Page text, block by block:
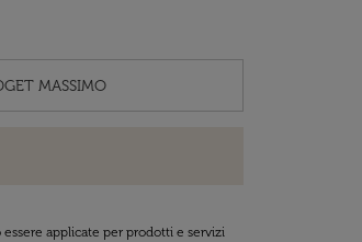
applicate per prodotti e servizi